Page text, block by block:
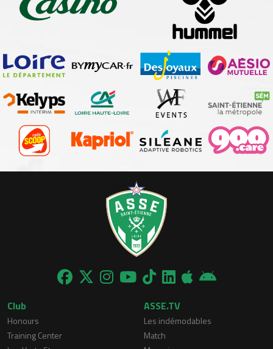
Club
Honours
Training Center
ASSE.TV
Les indémodables
Match